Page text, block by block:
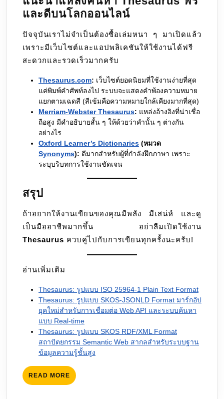
และดีบนโลกออนไลน์
ปัจจุบันเราไม่จำเป็นต้องซื้อเล่มหนา ๆ มาเปิดแล้ว
เพราะมีเว็บไซต์และแอปพลิเคชันให้ใช้งานได้ฟรี
สะดวกและรวดเร็วมากครับ
Thesaurus.com: เว็บไซต์ยอดนิยมที่ใช้งานง่ายที่สุด
แค่พิมพ์คำศัพท์ลงไป ระบบจะแสดงคำพ้องความหมาย
แยกตามเฉดสี (สีเข้มคือความหมายใกล้เคียงมากที่สุด)
Merriam-Webster Thesaurus: แหล่งอ้างอิงที่น่าเชื่อ
ถือสูง มีคำอธิบายสั้น ๆ ให้ด้วยว่าคำนั้น ๆ ต่างกัน
อย่างไร
Oxford Learner’s Dictionaries (หมวด
Synonyms): ดีมากสำหรับผู้ที่กำลังฝึกภาษา เพราะ
ระบุบริบทการใช้งานชัดเจน
สรุป
ถ้าอยากให้งานเขียนของคุณมีพลัง มีเสน่ห์ และดู
เป็นมืออาชีพมากขึ้น อย่าลืมเปิดใช้งาน
Thesaurus ควบคู่ไปกับการเขียนทุกครั้งนะครับ!
อ่านเพิ่มเติม
Thesaurus: รูปแบบ ISO 25964-1 Plain Text Format
Thesaurus: รูปแบบ SKOS-JSONLD Format มาร์กอัป
ยุคใหม่สำหรับการเชื่อมต่อ Web API และระบบค้นหา
แบบ Real-time
Thesaurus: รูปแบบ SKOS RDF/XML Format
สถาปัตยกรรม Semantic Web สากลสำหรับระบบฐาน
ข้อมูลความรู้ชั้นสูง
READ MORE READ
MORE